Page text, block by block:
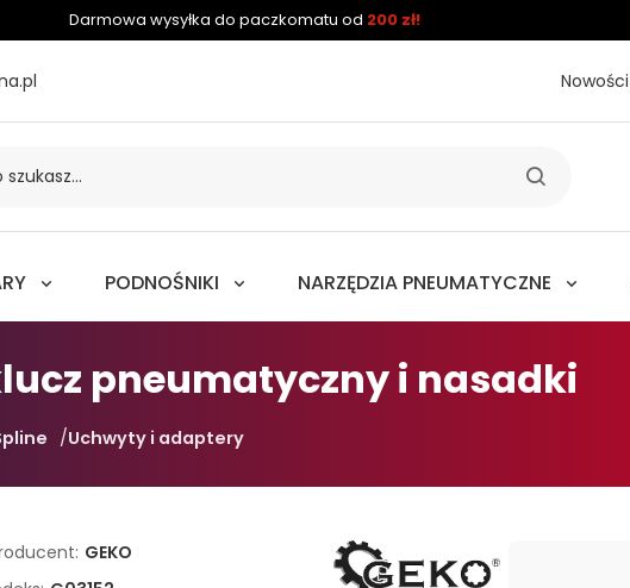
Darmowa wysyłka do paczkomatu od 200 zł!
Nowości
PODNOŚNIKI NARZĘDZIA PNEUMATYCZNE
pneumatyczny i nasadki
Uchwyty i adaptery
GEKO